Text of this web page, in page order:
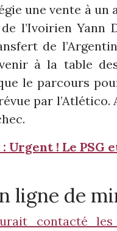
une vente à un
l’Ivoirien Yann
de
à la table
le parcours
par
Urgent ! Le PSG
ligne de
contacté